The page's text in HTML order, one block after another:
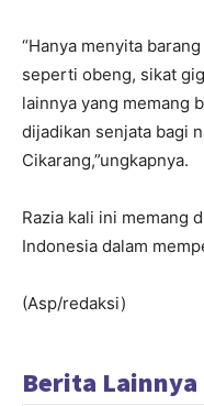
“Hanya menyita
seperti obeng, sikat
lainnya yang memang
dijadikan senjata bagi
Cikarang,”ungkapnya.
Razia kali ini memang
Indonesia dalam
(Asp/redaksi)
Berita Lainnya